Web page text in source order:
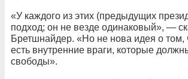
«У каждого из этих (предыдущих
подход; он не везде одинаковый», —
Бретшнайдер. «Но не нова идея о том,
есть внутренние враги, которые
свободы».